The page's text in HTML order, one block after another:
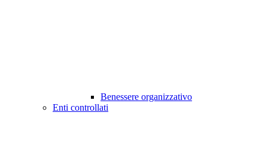
Benessere organizzativo
Enti controllati